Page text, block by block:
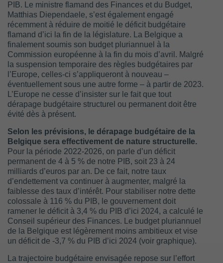
PIB. Le ministre flamand des Finances et du Budget,
Matthias Diependaele, s’est également engagé
récemment à réduire de moitié le déficit budgétaire
flamand d’ici la fin de la législature. La Belgique a
finalement soumis son budget pluriannuel à la
Commission européenne à la fin du mois d’avril. Malgré
la suspension temporaire des règles budgétaires par
l’Europe, celles-ci s’appliqueront à nouveau –
éventuellement sous une autre forme – à partir de 2023.
L’Europe ne cesse d’insister sur le fait que tout
dérapage budgétaire structurel ou permanent doit être
évité dès à présent.
Selon les prévisions, le dérapage budgétaire de la
Belgique sera effectivement de nature structurelle.
Pour la période 2022-2026, on parle d’un déficit
permanent de 4 à 5 % de notre PIB, soit 23 à 24
milliards d’euros par an. De ce fait, notre taux
d’endettement va continuer à augmenter, malgré la
faiblesse des taux d’intérêt. Pour stabiliser notre dette
colossale à 116 % du PIB, le gouvernement doit
ramener le déficit à 3,4 % du PIB d’ici 2024, a calculé le
Conseil supérieur des Finances. Le budget pluriannuel
de la Belgique est légèrement moins ambitieux et vise
un déficit de -3,7 % du PIB d’ici 2024 (voir graphique).
La trajectoire budgétaire envisagée repose sur l’effort